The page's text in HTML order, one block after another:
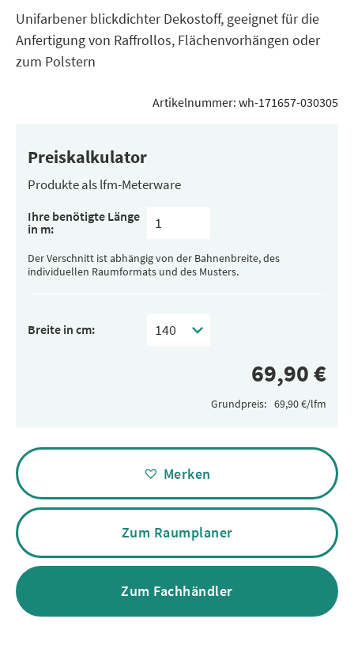
Unifarbener blickdichter Dekostoff, geeignet für die
Anfertigung von Raffrollos, Flächenvorhängen oder
zum Polstern
Artikelnummer: wh-171657-030305
Preiskalkulator
Produkte als lfm-Meterware
Ihre benötigte Länge
in m:
Der Verschnitt ist abhängig von der Bahnenbreite, des
individuellen Raumformats und des Musters.
Breite in cm:
Grundpreis:
Alternative:
Merken
Zum Raumplaner
Zum Fachhändler